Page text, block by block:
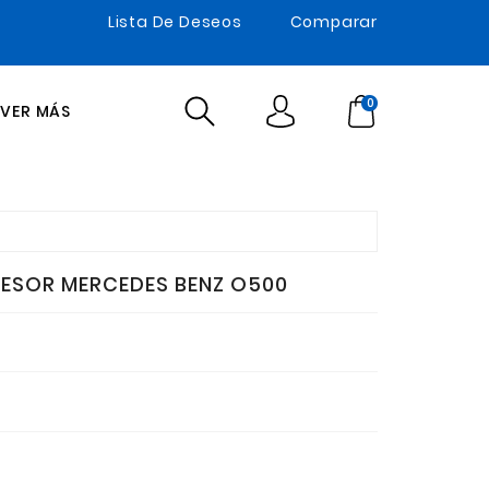
Lista De Deseos Comparar
VER MÁS 0
MERCEDES BENZ O500